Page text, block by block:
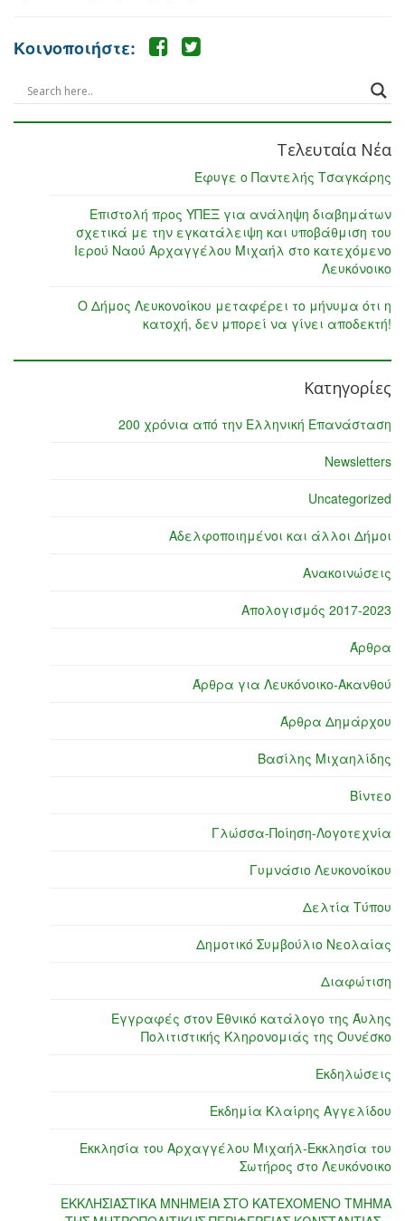
Κοινοποιήστε:
Τελευταία Νέα
Έφυγε ο Παντελής Τσαγκάρης
Επιστολή προς ΥΠΕΞ για ανάληψη διαβημάτων
σχετικά με την εγκατάλειψη και υποβάθμιση του
Ιερού Ναού Αρχαγγέλου Μιχαήλ στο κατεχόμενο
Λευκόνοικο
Ο Δήμος Λευκονοίκου μεταφέρει το μήνυμα ότι η
κατοχή, δεν μπορεί να γίνει αποδεκτή!
Κατηγορίες
200 χρόνια από την Ελληνική Επανάσταση
Newsletters
Uncategorized
Αδελφοποιημένοι και άλλοι Δήμοι
Ανακοινώσεις
Απολογισμός 2017-2023
Άρθρα
Άρθρα για Λευκόνοικο-Ακανθού
Άρθρα Δημάρχου
Βασίλης Μιχαηλίδης
Βίντεο
Γλώσσα-Ποίηση-Λογοτεχνία
Γυμνάσιο Λευκονοίκου
Δελτία Τύπου
Δημοτικό Συμβούλιο Νεολαίας
Διαφώτιση
Εγγραφές στον Εθνικό κατάλογο της Άυλης
Πολιτιστικής Κληρονομιάς της Ουνέσκο
Εκδηλώσεις
Εκδημία Κλαίρης Αγγελίδου
Εκκλησία του Αρχαγγέλου Μιχαήλ-Εκκλησία του
Σωτήρος στο Λευκόνοικο
ΕΚΚΛΗΣΙΑΣΤΙΚΑ ΜΝΗΜΕΙΑ ΣΤΟ ΚΑΤΕΧΟΜΕΝΟ ΤΜΗΜΑ